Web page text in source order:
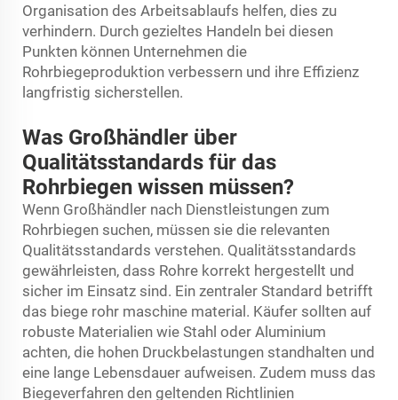
Organisation des Arbeitsablaufs helfen, dies zu
verhindern. Durch gezieltes Handeln bei diesen
Punkten können Unternehmen die
Rohrbiegeproduktion verbessern und ihre Effizienz
langfristig sicherstellen.
Was Großhändler über
Qualitätsstandards für das
Rohrbiegen wissen müssen?
Wenn Großhändler nach Dienstleistungen zum
Rohrbiegen suchen, müssen sie die relevanten
Qualitätsstandards verstehen. Qualitätsstandards
gewährleisten, dass Rohre korrekt hergestellt und
sicher im Einsatz sind. Ein zentraler Standard betrifft
das biege rohr maschine material. Käufer sollten auf
robuste Materialien wie Stahl oder Aluminium
achten, die hohen Druckbelastungen standhalten und
eine lange Lebensdauer aufweisen. Zudem muss das
Biegeverfahren den geltenden Richtlinien